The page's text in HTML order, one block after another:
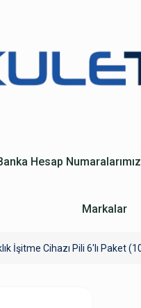
Hesap Numaralarımız
Markalar
İşitme Cihazı Pili 6'lı Paket